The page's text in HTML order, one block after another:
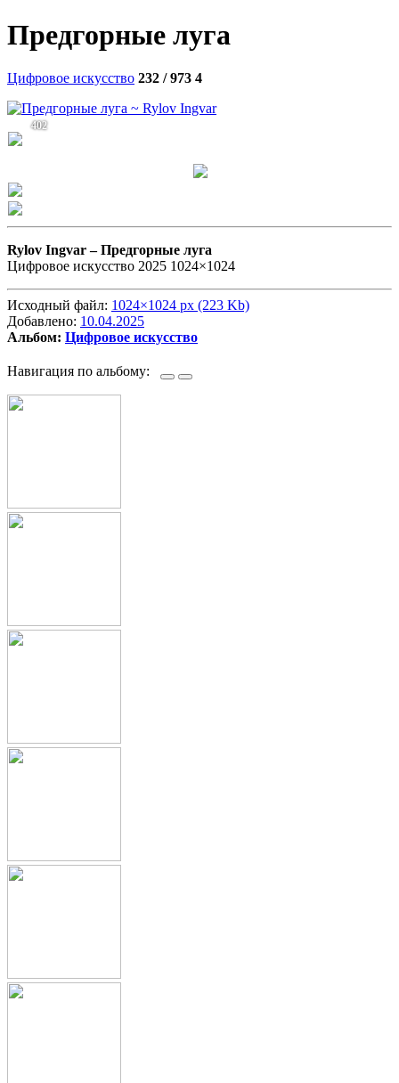
Предгорные луга
Цифровое искусство 232 / 973 4
402
Rylov Ingvar –Предгорные луга
Цифровое искусство 2025 1024×1024
Исходный файл: 1024×1024 px (223 Kb)
Добавлено: 10.04.2025
Альбом: Цифровое искусство
Навигация по альбому: